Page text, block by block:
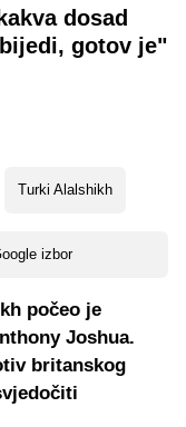
dosad
gotov je"
Turki Alalshikh
izbor
počeo je
Joshua.
britanskog